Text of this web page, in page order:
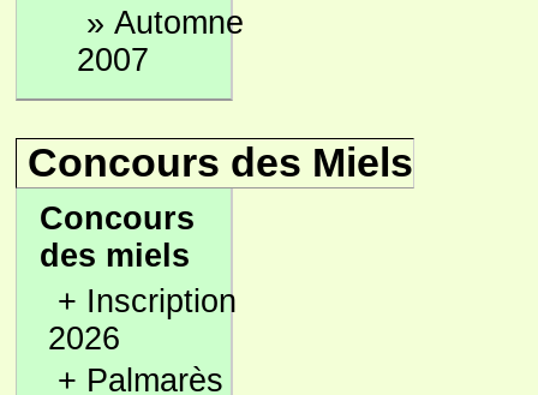
» Automne
2007
Concours des Miels
Concours
des miels
+ Inscription
2026
+ Palmarès